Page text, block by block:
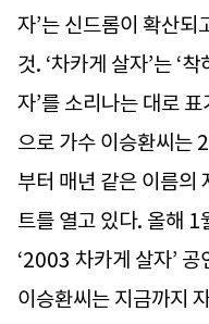
자’는 신드롬이 확산되
것. ‘차카게 살자’는 ‘
자’를 소리나는 대로 표
으로 가수 이승환씨는
부터 매년 같은 이름의
트를 열고 있다. 올해 1
‘2003 차카게 살자’ 공
이승환씨는 지금까지